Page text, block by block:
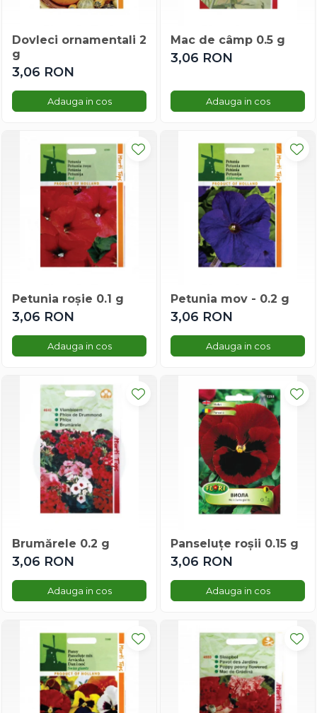
Mimulus
Mina Lobata
Mix Flori De Vara
Musetel
Mustar
Nemtisor
Palmier
Papucul Doamnei
Pasarea Paradisului
Pasiflora
Physalis
Plante Cataratoare
Pufuleti
Ricin
Salpiglosis
Saraturica
Sporul Casei
Sporul Casei
Sunatoare
Thunbergia
Tufanica
Turbanul Turcului
Varza Decorativa
Vinca
Vinete Decorative
Busuioc
Castraveti
Cimbru
Dovleac/dovlecel
Dovleci ornamentali 2
g
3,06 RON
Adauga in cos
Mac de câmp 0.5 g
3,06 RON
Adauga in cos
Petunia roșie 0.1 g
3,06 RON
Adauga in cos
Petunia mov - 0.2 g
3,06 RON
Adauga in cos
Brumărele 0.2 g
3,06 RON
Adauga in cos
Panseluțe roșii 0.15 g
3,06 RON
Adauga in cos